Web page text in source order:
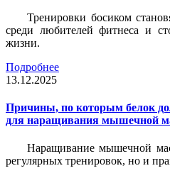
Тренировки босиком
среди любителей фитнеса и
жизни.
Подробнее
13.12.2025
Причины, по которым белок
для наращивания мышечной
Наращивание мышечной
регулярных тренировок, но и